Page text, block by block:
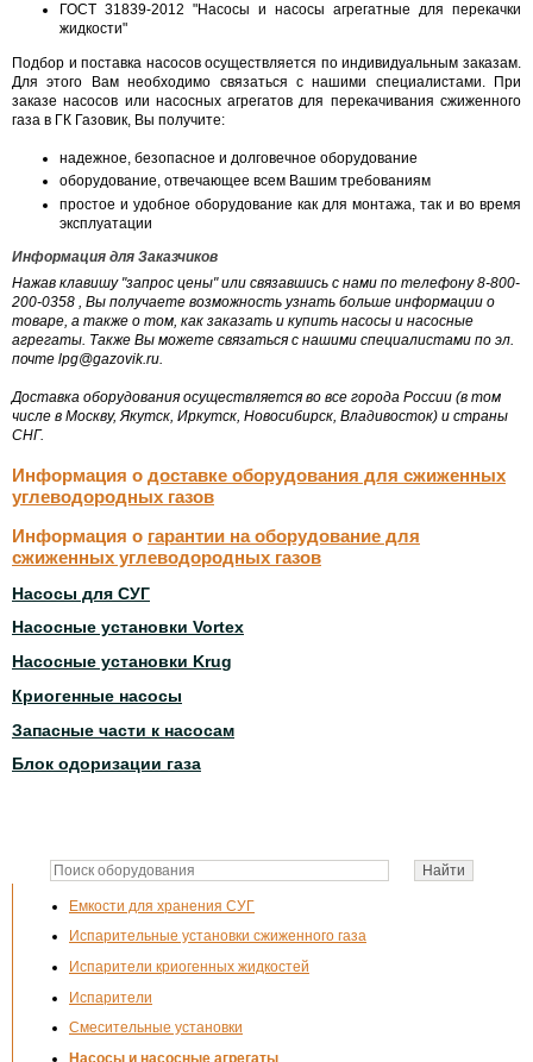
Емкости для хранения СУГ
Испарительные установки сжиженного газа
Испарители криогенных жидкостей
Испарители
Смесительные установки
Насосы и насосные агрегаты
ГОСТ 31839-2012 "Насосы и насосы агрегатные для перекачки
жидкости"
Подбор и поставка насосов осуществляется по индивидуальным заказам.
Для этого Вам необходимо связаться с нашими специалистами. При
заказе насосов или насосных агрегатов для перекачивания сжиженного
газа в ГК Газовик, Вы получите:
надежное, безопасное и долговечное оборудование
оборудование, отвечающее всем Вашим требованиям
простое и удобное оборудование как для монтажа, так и во время
эксплуатации
Информация для Заказчиков
Нажав клавишу "запрос цены" или связавшись с нами по телефону 8-800-
200-0358 , Вы получаете возможность узнать больше информации о
товаре, а также о том, как заказать и купить насосы и насосные
агрегаты. Также Вы можете связаться с нашими специалистами по эл.
почте lpg@gazovik.ru.
Доставка оборудования осуществляется во все города России (в том
числе в Москву, Якутск, Иркутск, Новосибирск, Владивосток) и страны
СНГ.
Информация о доставке оборудования для сжиженных
углеводородных газов
Информация о гарантии на оборудование для
сжиженных углеводородных газов
Насосы для СУГ
Насосные установки Vortex
Насосные установки Krug
Криогенные насосы
Запасные части к насосам
Блок одоризации газа